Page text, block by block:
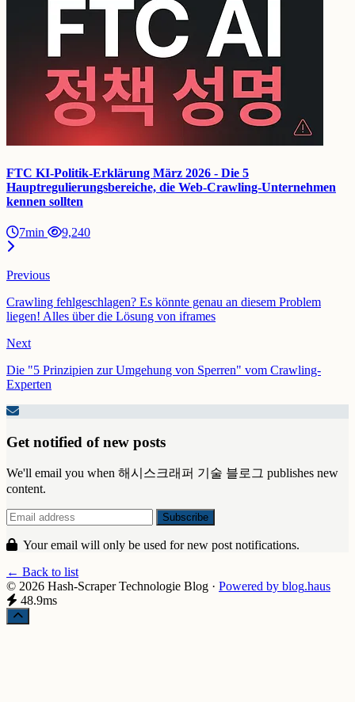
FTC KI-Politik-Erklärung März 2026 - Die 5
Hauptregulierungsbereiche, die Web-Crawling-Unternehmen
kennen sollten
7min 9,240
Previous
Crawling fehlgeschlagen? Es könnte genau an diesem Problem
liegen! Alles über die Lösung von iframes
Next
Die "5 Prinzipien zur Umgehung von Sperren" vom Crawling-
Experten
Get notified of new posts
We'll email you when 해시스크래퍼 기술 블로그 publishes new
content.
Your email will only be used for new post notifications.
← Back to list
© 2026 Hash-Scraper Technologie Blog · Powered by blog.haus
48.9ms